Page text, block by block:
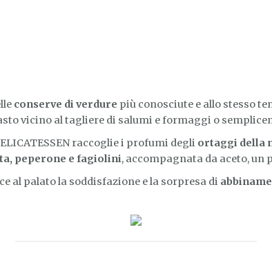
conserve di verdure più conosciute e allo stesso
vicino al tagliere di salumi e formaggi o
raccoglie i profumi degli ortaggi della
peperone e fagiolini, accompagnata da aceto, un
al palato la soddisfazione e la sorpresa di